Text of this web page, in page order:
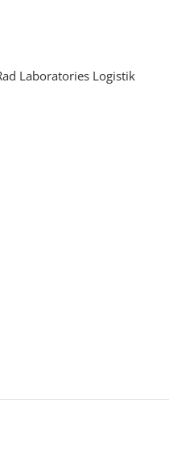
Laboratories Logistik